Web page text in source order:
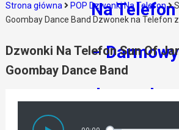
Strona główna POP Dzwonki Na Telefon
Goombay Dance Band Dzwonek na Telefon
Dzwonki Na Telefon Sun Of
Goombay Dance Band